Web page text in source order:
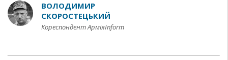
ВОЛОДИМИР
СКОРОСТЕЦЬКИЙ
Кореспондент АрміяInform